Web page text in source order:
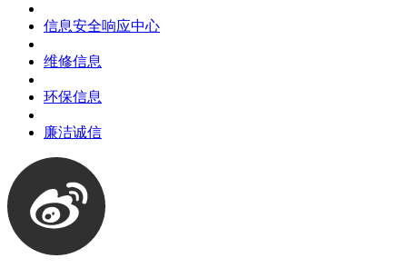
信息安全响应中心
维修信息
环保信息
廉洁诚信